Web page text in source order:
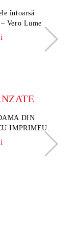
întoarsă
Vero Lume
DIN
IMPRIMEU